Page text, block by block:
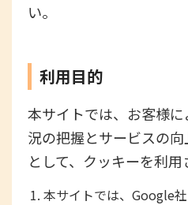
い。
利用目的
本サイトでは、お客様
況の把握とサービスの
として、クッキーを利用
本サイトでは、Google